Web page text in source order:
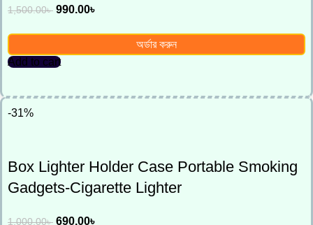
1,500.00৳ 990.00৳
Add to cart
অর্ডার করুন
-31%
Box Lighter Holder Case Portable Smoking
Gadgets-Cigarette Lighter
1,000.00৳ 690.00৳